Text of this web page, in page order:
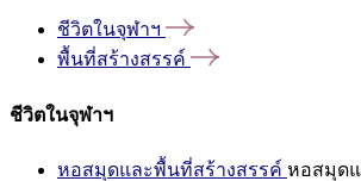
ชีวิตในจุฬาฯ
พื้นที่สร้างสรรค์
ชีวิตในจุฬาฯ
หอสมุดและพื้นที่สร้างสรรค์ หอสมุด